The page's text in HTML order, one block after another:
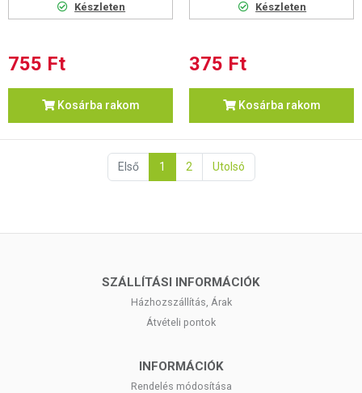
Készleten
755 Ft
Kosárba rakom
Készleten
375 Ft
Kosárba rakom
Első 1 2 Utolsó
SZÁLLÍTÁSI INFORMÁCIÓK
Házhozszállítás, Árak
Átvételi pontok
INFORMÁCIÓK
Rendelés módosítása